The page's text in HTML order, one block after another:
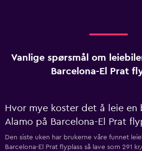
Vanlige spørsmål om
Barcelona-El Prat
Hvor mye koster det å leie en
Alamo på Barcelona-El Prat
Den siste uken har brukerne våre funnet
Barcelona-El Prat flyplass så lave som 291